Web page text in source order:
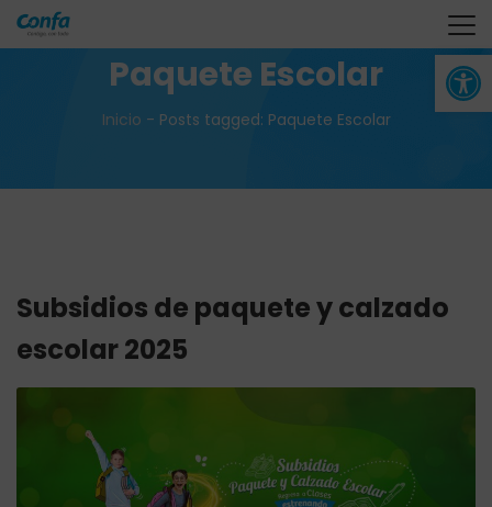
Abrir
Paquete Escolar
Inicio - Posts tagged: Paquete Escolar
Subsidios de paquete y calzado
escolar 2025